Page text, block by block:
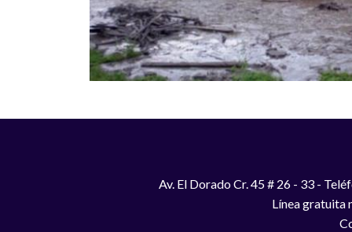
Av. El Dorado Cr. 45 # 26 - 33 -
Línea gratuita